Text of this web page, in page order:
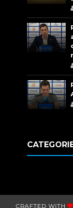
CRAFTED WITH